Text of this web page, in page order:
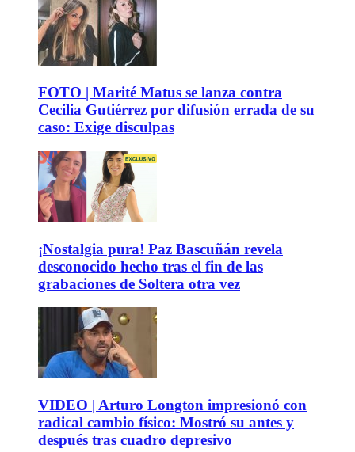
FOTO | Marité Matus se lanza contra
Cecilia Gutiérrez por difusión errada de su
caso: Exige disculpas
¡Nostalgia pura! Paz Bascuñán revela
desconocido hecho tras el fin de las
grabaciones de Soltera otra vez
VIDEO | Arturo Longton impresionó con
radical cambio físico: Mostró su antes y
después tras cuadro depresivo